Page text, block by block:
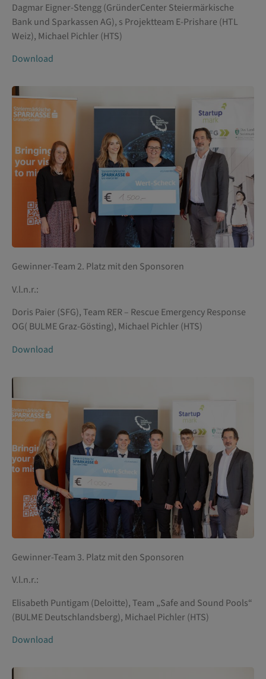
Dagmar Eigner-Stengg (GründerCenter Steiermärkische
Bank und Sparkassen AG), s Projektteam E-Prishare (HTL
Weiz), Michael Pichler (HTS)
Download
Gewinner-Team 2. Platz mit den Sponsoren
V.l.n.r.:
Doris Paier (SFG), Team RER – Rescue Emergency Response
OG( BULME Graz-Gösting), Michael Pichler (HTS)
Download
Gewinner-Team 3. Platz mit den Sponsoren
V.l.n.r.:
Elisabeth Puntigam (Deloitte), Team „Safe and Sound Pools“
(BULME Deutschlandsberg), Michael Pichler (HTS)
Download